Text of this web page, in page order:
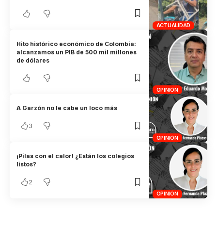
ACTUALIDAD
OPINIÓN
Hito histórico económico de Colombia:
alcanzamos un PIB de 500 mil millones
de dólares
OPINIÓN
A Garzón no le cabe un loco más
3
OPINIÓN
¡Pilas con el calor! ¿Están los colegios
listos?
2